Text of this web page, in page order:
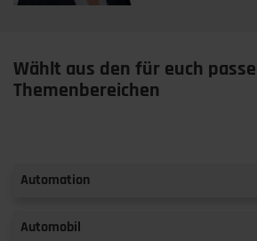
Wählt aus den für euch
Themenbereichen
Automation
Automobil